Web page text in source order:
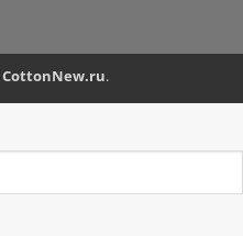
CottonNew.ru.